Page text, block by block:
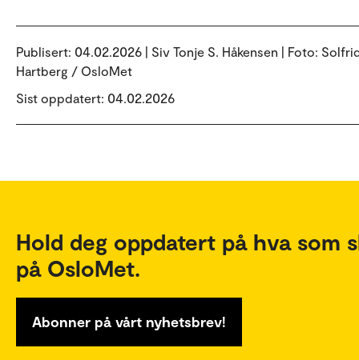
Publisert: 04.02.2026 | Siv Tonje S. Håkensen | Foto:
Hartberg / OsloMet
Sist oppdatert: 04.02.2026
Hold deg oppdatert på hva som
på OsloMet.
Abonner på vårt nyhetsbrev!